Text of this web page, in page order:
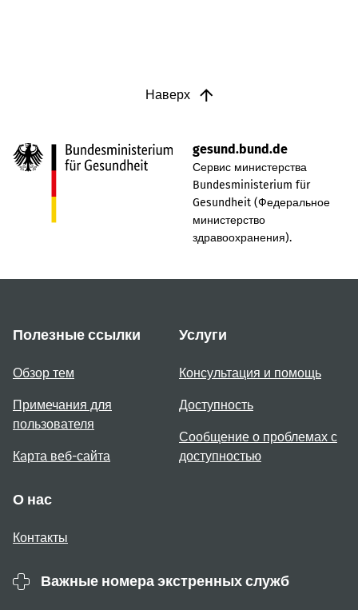
Наверх
gesund.bund.de
Сервис министерства
Bundesministerium für
Gesundheit (Федеральное
министерство
здравоохранения).
Полезные ссылки
Обзор тем
Примечания для
пользователя
Карта веб-сайта
Услуги
Консультация и помощь
Доступность
Сообщение о проблемах с
доступностью
О нас
Контакты
Важные номера экстренных служб